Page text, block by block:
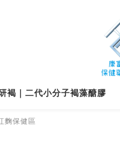
褐｜二代小分子褐藻醣膠
麴保健區